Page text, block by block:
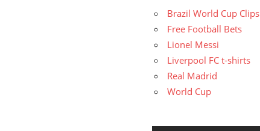
Brazil World Cup Clips
Free Football Bets
Lionel Messi
Liverpool FC t-shirts
Real Madrid
World Cup